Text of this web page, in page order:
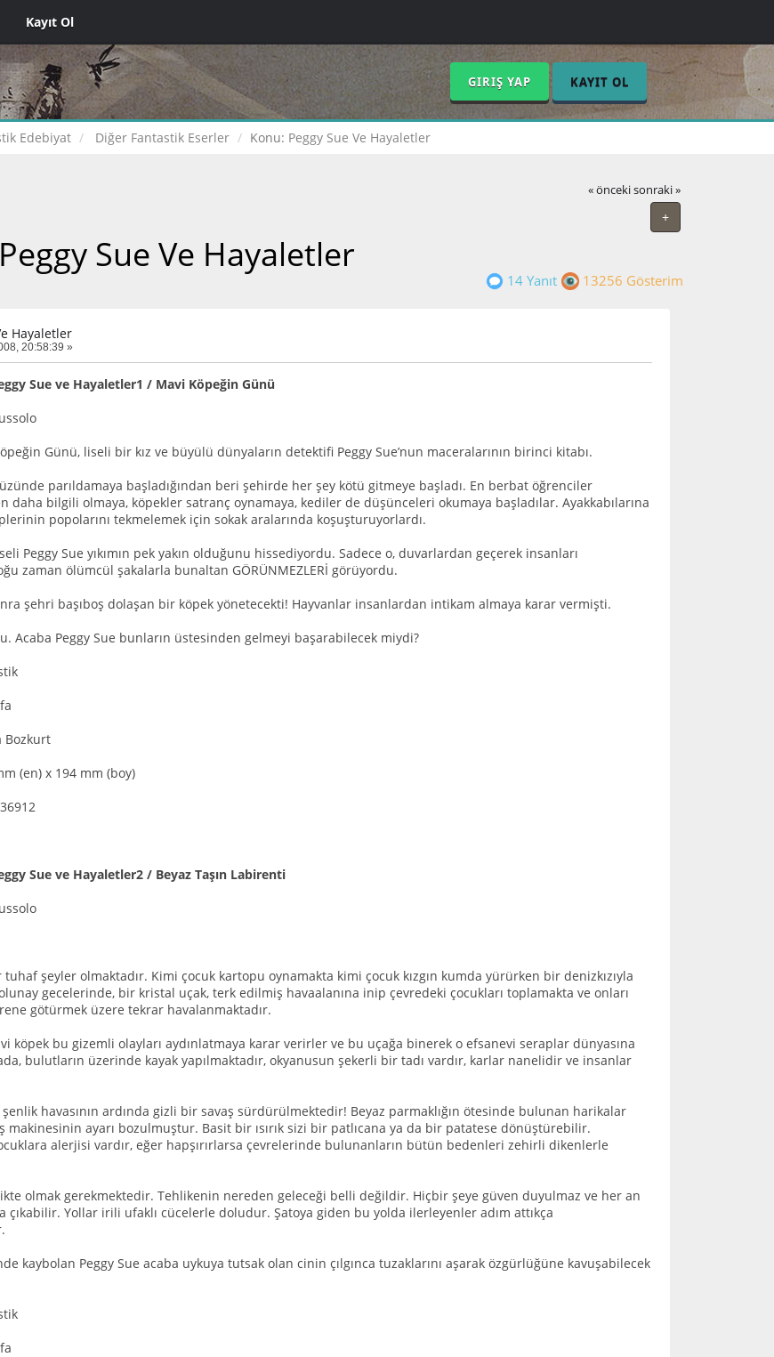
Kayıt Ol
GIRIŞ YAP KAYIT OL
Edebiyat Diğer Fantastik Eserler Konu: Peggy Sue Ve Hayaletler
« önceki sonraki »
+
Peggy Sue Ve Hayaletler
14 Yanıt 13256 Gösterim
Hayaletler
20:58:39 »
Sue ve Hayaletler1 / Mavi Köpeğin Günü
Günü, liseli bir kız ve büyülü dünyaların detektifi Peggy Sue’nun maceralarının birinci kitabı.
parıldamaya başladığından beri şehirde her şey kötü gitmeye başladı. En berbat öğrenciler
daha bilgili olmaya, köpekler satranç oynamaya, kediler de düşünceleri okumaya başladılar. Ayakkabılarına
popolarını tekmelemek için sokak aralarında koşuşturuyorlardı.
Peggy Sue yıkımın pek yakın olduğunu hissediyordu. Sadece o, duvarlardan geçerek insanları
zaman ölümcül şakalarla bunaltan GÖRÜNMEZLERİ görüyordu.
şehri başıboş dolaşan bir köpek yönetecekti! Hayvanlar insanlardan intikam almaya karar vermişti.
Acaba Peggy Sue bunların üstesinden gelmeyi başarabilecek miydi?
Bozkurt
(en) x 194 mm (boy)
Sue ve Hayaletler2 / Beyaz Taşın Labirenti
şeyler olmaktadır. Kimi çocuk kartopu oynamakta kimi çocuk kızgın kumda yürürken bir denizkızıyla
gecelerinde, bir kristal uçak, terk edilmiş havaalanına inip çevredeki çocukları toplamakta ve onları
götürmek üzere tekrar havalanmaktadır.
köpek bu gizemli olayları aydınlatmaya karar verirler ve bu uçağa binerek o efsanevi seraplar dünyasına
bulutların üzerinde kayak yapılmaktadır, okyanusun şekerli bir tadı vardır, karlar nanelidir ve insanlar
havasının ardında gizli bir savaş sürdürülmektedir! Beyaz parmaklığın ötesinde bulunan harikalar
makinesinin ayarı bozulmuştur. Basit bir ısırık sizi bir patlıcana ya da bir patatese dönüştürebilir.
alerjisi vardır, eğer hapşırırlarsa çevrelerinde bulunanların bütün bedenleri zehirli dikenlerle
olmak gerekmektedir. Tehlikenin nereden geleceği belli değildir. Hiçbir şeye güven duyulmaz ve her an
çıkabilir. Yollar irili ufaklı cücelerle doludur. Şatoya giden bu yolda ilerleyenler adım attıkça
kaybolan Peggy Sue acaba uykuya tutsak olan cinin çılgınca tuzaklarını aşarak özgürlüğüne kavuşabilecek